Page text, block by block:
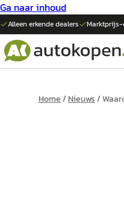
Ga naar inhoud
Alleen erkende dealers Marktprijs-
Home/Nieuws/